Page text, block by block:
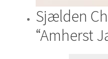
Sjælden
“Amherst